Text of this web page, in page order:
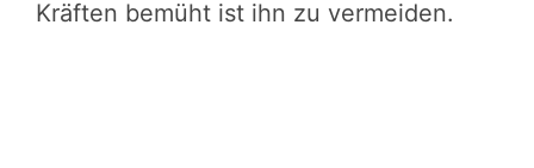
Kräften bemüht ist ihn zu vermeiden.